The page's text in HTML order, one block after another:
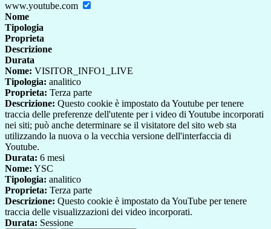
www.youtube.com
Nome
Tipologia
Proprieta
Descrizione
Durata
Nome: VISITOR_INFO1_LIVE
Tipologia: analitico
Proprieta: Terza parte
Descrizione: Questo cookie è impostato da Youtube per tenere
traccia delle preferenze dell'utente per i video di Youtube incorporati
nei siti; può anche determinare se il visitatore del sito web sta
utilizzando la nuova o la vecchia versione dell'interfaccia di
Youtube.
Durata: 6 mesi
Nome: YSC
Tipologia: analitico
Proprieta: Terza parte
Descrizione: Questo cookie è impostato da YouTube per tenere
traccia delle visualizzazioni dei video incorporati.
Durata: Sessione